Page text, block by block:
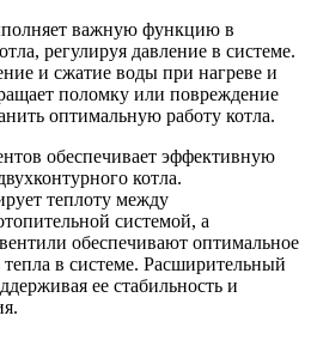
важную функцию в
регулируя давление в системе.
и сжатие воды при нагреве и
поломку или повреждение
оптимальную работу котла.
обеспечивает эффективную
котла.
теплоту между
системой, а
обеспечивают оптимальное
тепла в системе. Расширительный
ее стабильность и